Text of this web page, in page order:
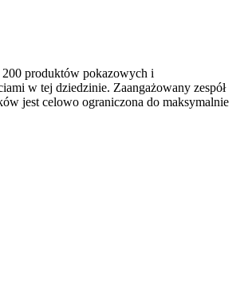
produktów pokazowych i
w tej dziedzinie. Zaangażowany zespół
jest celowo ograniczona do maksymalnie